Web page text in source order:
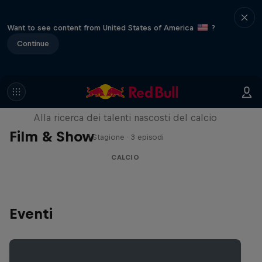
Want to see content from United States of America
?
Continue
Film & Show
The Streets Don't Lie
Alla ricerca dei talenti nascosti del calcio
1 Stagione · 3 episodi
CALCIO
Eventi